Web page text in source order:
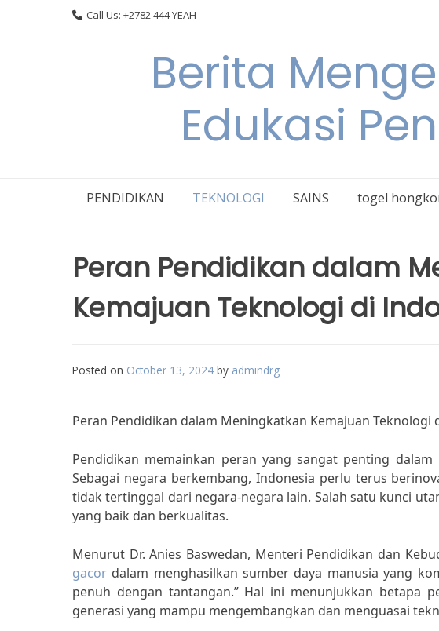
Call Us: +2782 444 YEAH
Berita
Edukasi
PENDIDIKAN TEKNOLOGI SAINS togel
Peran Pendidikan dalam
Kemajuan Teknologi di
Posted on October 13, 2024 by admindrg
Peran Pendidikan dalam Meningkatkan Kemajuan Teknologi
Pendidikan memainkan peran yang sangat penting
Sebagai negara berkembang, Indonesia perlu terus
tidak tertinggal dari negara-negara lain. Salah satu kunci
yang baik dan berkualitas.
Menurut Dr. Anies Baswedan, Menteri Pendidikan dan
gacor dalam menghasilkan sumber daya manusia yang
penuh dengan tantangan.” Hal ini menunjukkan betapa
generasi yang mampu mengembangkan dan menguasai